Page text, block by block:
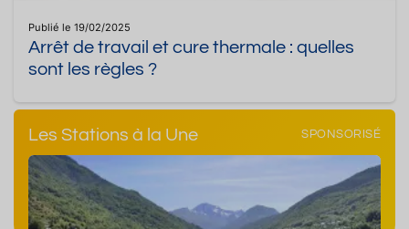
Publié le 19/02/2025
Arrêt de travail et cure thermale : quelles
sont les règles ?
Les Stations à la Une SPONSORISÉ